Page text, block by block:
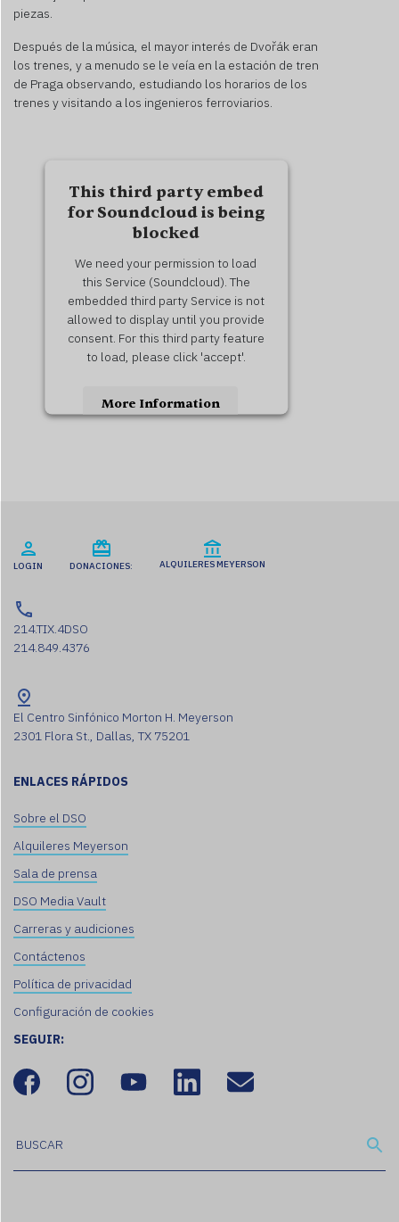
piezas.
Después de la música, el mayor interés de Dvořák eran
los trenes, y a menudo se le veía en la estación de tren
de Praga observando, estudiando los horarios de los
trenes y visitando a los ingenieros ferroviarios.
This third party embed
for Soundcloud is being
blocked
We need your permission to load
this Service (Soundcloud). The
embedded third party Service is not
allowed to display until you provide
consent. For this third party feature
to load, please click 'accept'.
More Information
LOGIN DONACIONES: ALQUILERES MEYERSON
214.TIX.4DSO
214.849.4376
El Centro Sinfónico Morton H. Meyerson
2301 Flora St., Dallas, TX 75201
ENLACES RÁPIDOS
Sobre el DSO
Alquileres Meyerson
Sala de prensa
DSO Media Vault
Carreras y audiciones
Contáctenos
Política de privacidad
Configuración de cookies
SEGUIR: